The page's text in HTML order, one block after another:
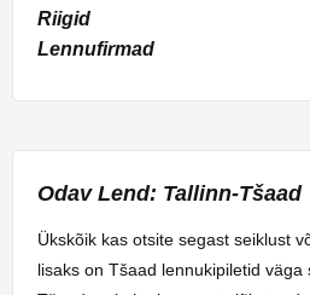
Riigid
Lennufirmad
Odav Lend: Tallinn-Tšaad
Ükskõik kas otsite segast seiklust
lisaks on Tšaad lennukipiletid väga